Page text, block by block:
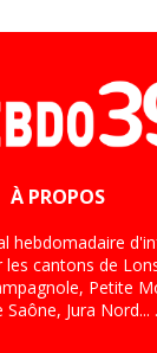
À PROPOS
hebdomadaire
cantons de
Petite
Saône, Jura Nord... .